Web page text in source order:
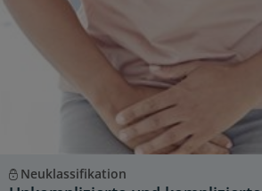
Neuklassifikation